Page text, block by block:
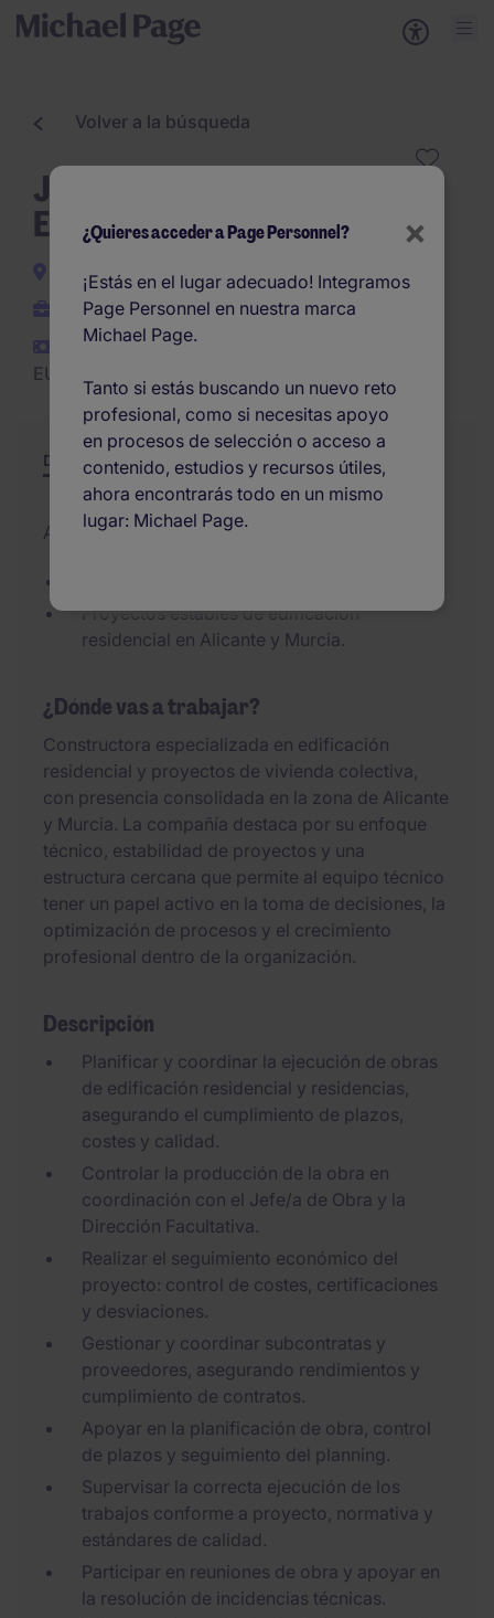
Volver a la búsqueda
Jefe/a de Producción
Edificación - Murcia
Murcia
Permanente
EUR35.000 -
EUR38.000 por año
Descripción Resumen Otras ofertas
Actualizado el 07/08/2026
Proyectos estables de edificación
residencial en Alicante y Murcia.
¿Dónde vas a trabajar?
Constructora especializada en edificación
residencial y proyectos de vivienda colectiva,
con presencia consolidada en la zona de Alicante
y Murcia. La compañía destaca por su enfoque
técnico, estabilidad de proyectos y una
estructura cercana que permite al equipo técnico
tener un papel activo en la toma de decisiones, la
optimización de procesos y el crecimiento
profesional dentro de la organización.
Descripción
Planificar y coordinar la ejecución de obras
de edificación residencial y residencias,
asegurando el cumplimiento de plazos,
costes y calidad.
Controlar la producción de la obra en
coordinación con el Jefe/a de Obra y la
Dirección Facultativa.
Realizar el seguimiento económico del
proyecto: control de costes, certificaciones
y desviaciones.
Gestionar y coordinar subcontratas y
proveedores, asegurando rendimientos y
cumplimiento de contratos.
Apoyar en la planificación de obra, control
de plazos y seguimiento del planning.
Supervisar la correcta ejecución de los
trabajos conforme a proyecto, normativa y
estándares de calidad.
Participar en reuniones de obra y apoyar en
la resolución de incidencias técnicas.
×
¿Quieres acceder a Page Personnel?
¡Estás en el lugar adecuado! Integramos
Page Personnel en nuestra marca
Michael Page.
Tanto si estás buscando un nuevo reto
profesional, como si necesitas apoyo
en procesos de selección o acceso a
contenido, estudios y recursos útiles,
ahora encontrarás todo en un mismo
lugar: Michael Page.